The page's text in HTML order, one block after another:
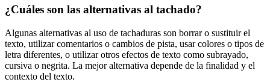
¿Cuáles son las alternativas al tachado?
Algunas alternativas al uso de tachaduras son borrar o sustituir el
texto, utilizar comentarios o cambios de pista, usar colores o tipos de
letra diferentes, o utilizar otros efectos de texto como subrayado,
cursiva o negrita. La mejor alternativa depende de la finalidad y el
contexto del texto.